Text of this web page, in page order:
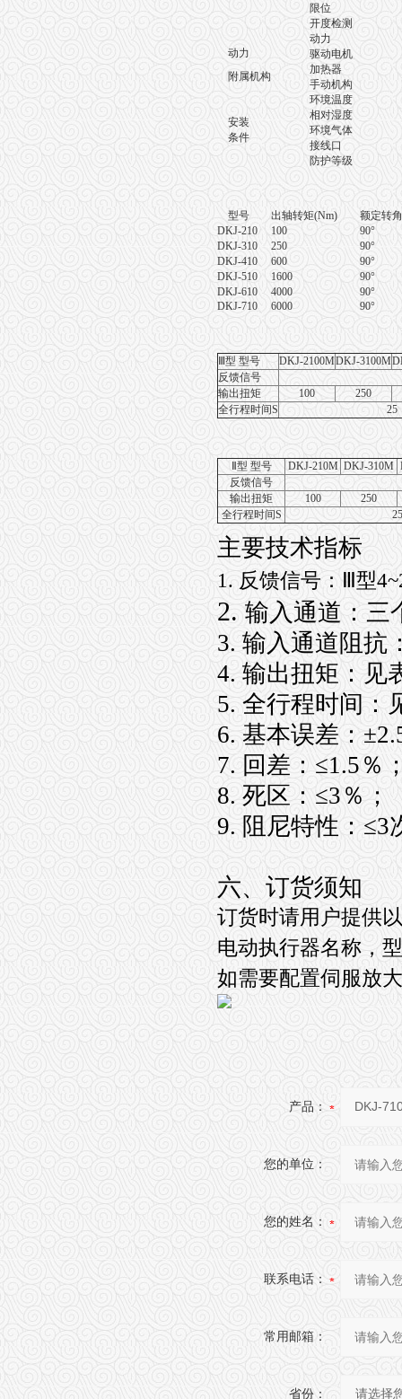
限位
开度检测
动力
动力
驱动电机
附属机构
加热器
手动机构
安装
条件
环境温度
相对湿度
环境气体
接线口
防护等级
型号 出轴转矩(Nm)
额定转角
DKJ-210
100
90°
DKJ-310
250
90°
DKJ-410
600
90°
DKJ-510
1600
90°
DKJ-610
4000
90°
DKJ-710
6000 90°
Ⅲ型 型号 DKJ-2100MDKJ-3100M
反馈信号
输出扭矩
100
250
全行程时间S
25
Ⅱ型 型号 DKJ-210M DKJ-310M
反馈信号
输出扭矩
100
250
全行程时间S
25
主要技术指标
1. 反馈信号：Ⅲ型
2. 输入通道：三
3. 输入通道阻抗
4. 输出扭矩：见
5. 全行程时间：
6. 基本误差：
7. 回差：≤1.5％
8. 死区：≤3％；
9. 阻尼特性：≤3
六、订货须知
订货时请用户提供
电动执行器名称，
如需要配置伺服放
产品：
您的单位：
您的姓名：
联系电话：
常用邮箱：
省份：